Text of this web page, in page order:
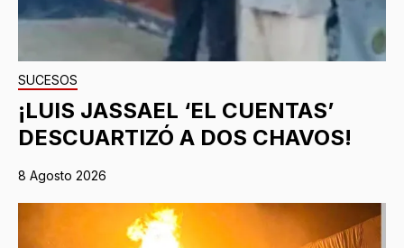
SUCESOS
¡LUIS JASSAEL ‘EL CUENTAS’
DESCUARTIZÓ A DOS CHAVOS!
8 Agosto 2026